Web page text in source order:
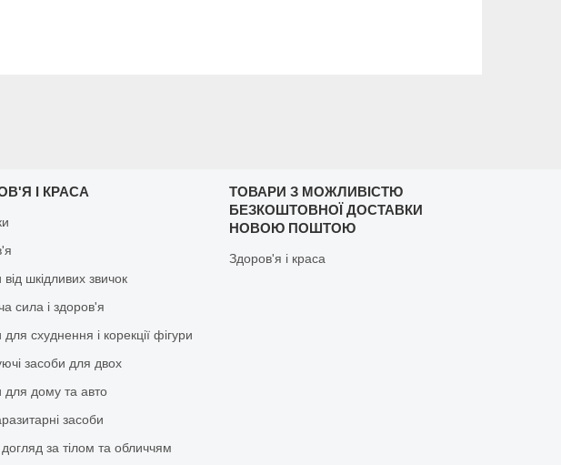
І КРАСА
шкідливих звичок
сила і здоров'я
схуднення і корекції фігури
засоби для двох
для дому та авто
засоби
за тілом та обличчям
ТОВАРИ З МОЖЛИВІСТЮ
БЕЗКОШТОВНОЇ ДОСТАВКИ
НОВОЮ ПОШТОЮ
Здоров'я і краса